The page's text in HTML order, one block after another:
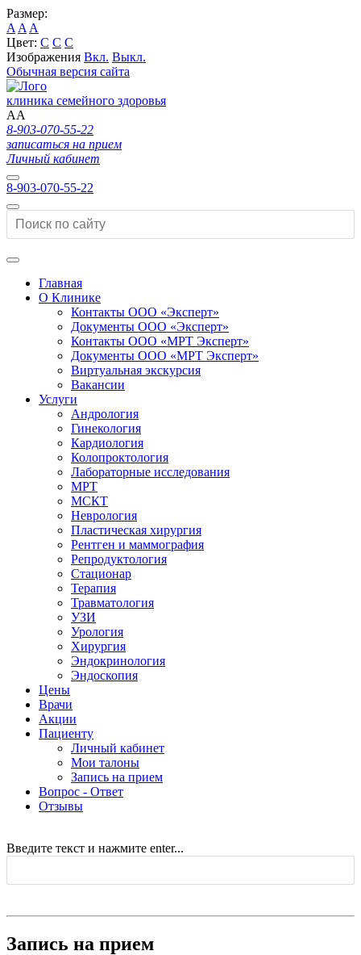
Размер:
A A A
Цвет: C C C
Изображения Вкл. Выкл.
Обычная версия сайта
клиника семейного здоровья
AA
8-903-070-55-22
записаться на прием
Личный кабинет
8-903-070-55-22
Главная
О Клинике
Контакты ООО «Эксперт»
Документы ООО «Эксперт»
Контакты ООО «МРТ Эксперт»
Документы ООО «МРТ Эксперт»
Виртуальная экскурсия
Вакансии
Услуги
Андрология
Гинекология
Кардиология
Колопроктология
Лабораторные исследования
МРТ
МСКТ
Неврология
Пластическая хирургия
Рентген и маммография
Репродуктология
Стационар
Терапия
Травматология
УЗИ
Урология
Хирургия
Эндокринология
Эндоскопия
Цены
Врачи
Акции
Пациенту
Личный кабинет
Мои талоны
Запись на прием
Вопрос - Ответ
Отзывы
Введите текст и нажмите enter...
Запись на прием